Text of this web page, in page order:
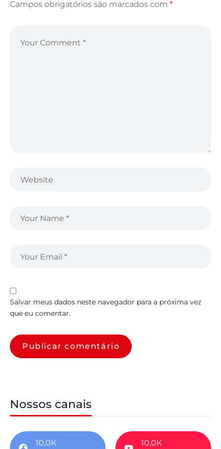
Campos obrigatórios são marcados com *
Salvar meus dados neste navegador para a próxima vez
que eu comentar.
Nossos canais
10,0K 10,0K